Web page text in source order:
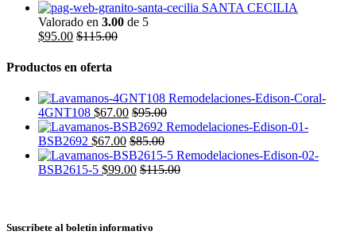
SANTA CECILIA
Valorado en 3.00 de 5
$95.00 $115.00
Productos en oferta
4GNT108 $67.00 $95.00
BSB2692 $67.00 $85.00
BSB2615-5 $99.00 $115.00
Suscríbete al boletín informativo